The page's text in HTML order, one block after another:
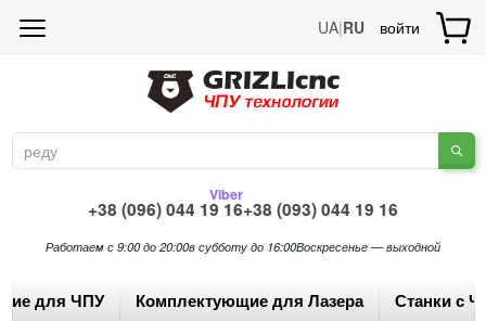
UA|RU войти
+38 (096) 044 19 16
Viber
+38 (093) 044 19 16
Работаем с 9:00 до 20:00в субботу до 16:00Воскресенье — выходной
для ЧПУ Комплектующие для Лазера Станки с